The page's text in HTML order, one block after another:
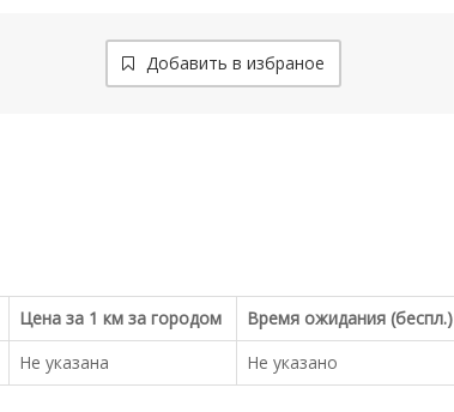
Добавить в избраное
Цена за 1 км за городом
Время ожидания (беспл.)
Не указана Не указано